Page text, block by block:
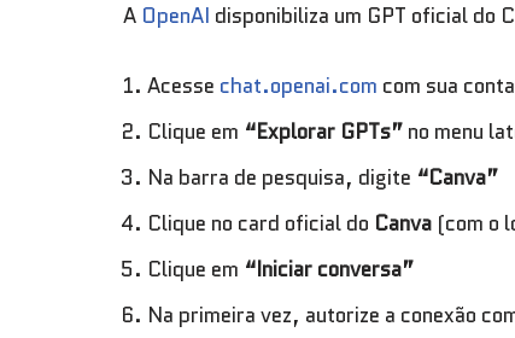
A OpenAI disponibiliza um GPT oficial do
Acesse chat.openai.com com sua
Clique em “Explorar GPTs” no menu
Na barra de pesquisa, digite “Canva”
Clique no card oficial do Canva (com o
Clique em “Iniciar conversa”
Na primeira vez, autorize a conexão